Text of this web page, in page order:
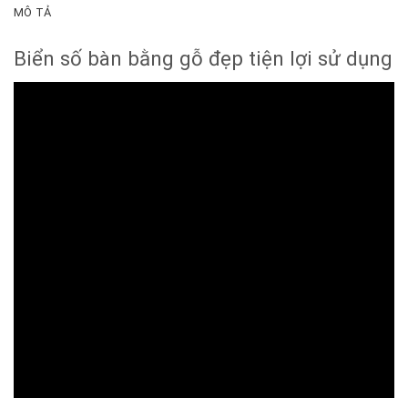
MÔ TẢ
Biển số bàn bằng gỗ đẹp tiện lợi sử dụng